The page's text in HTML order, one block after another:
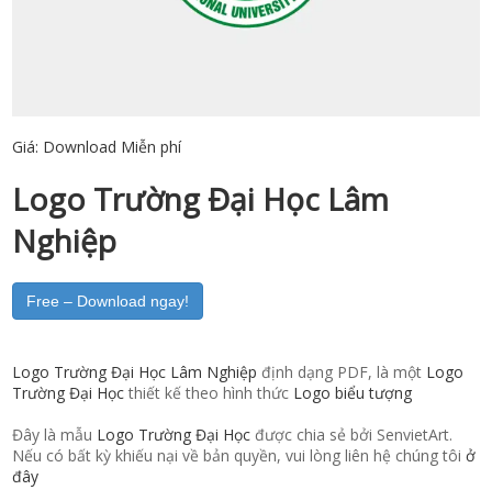
Giá: Download Miễn phí
Logo Trường Đại Học Lâm
Nghiệp
Free – Download ngay!
Logo Trường Đại Học Lâm Nghiệp định dạng PDF, là một Logo
Trường Đại Họcthiết kế theo hình thức Logo biểu tượng
Đây là mẫu Logo Trường Đại Học được chia sẻ bởi SenvietArt.
Nếu có bất kỳ khiếu nại về bản quyền, vui lòng liên hệ chúng tôiở
đây